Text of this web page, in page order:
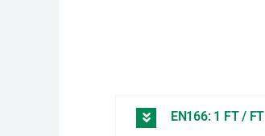
EN166: 1 FT / FT